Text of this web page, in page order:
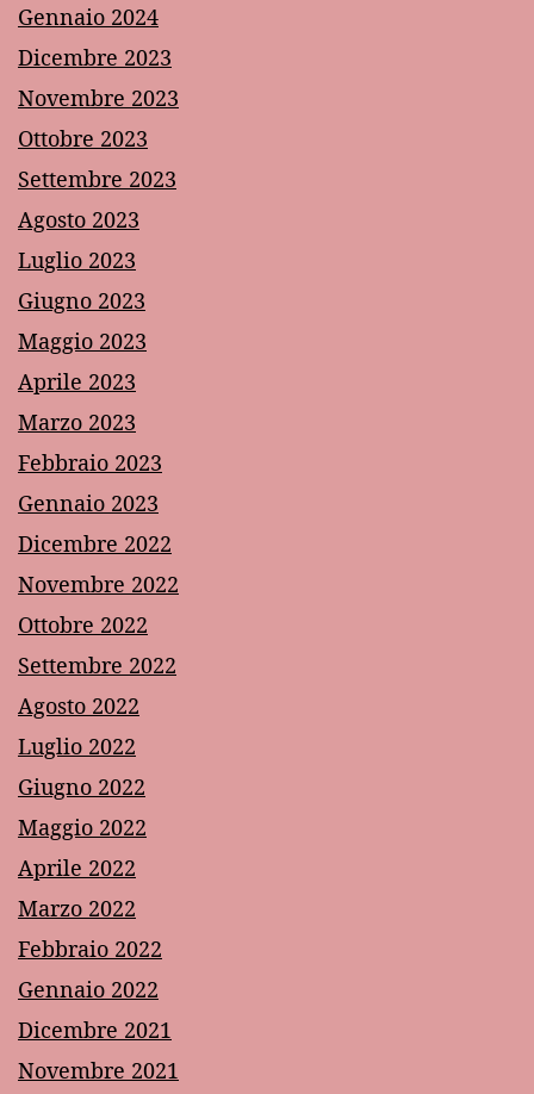
Gennaio 2024
Dicembre 2023
Novembre 2023
Ottobre 2023
Settembre 2023
Agosto 2023
Luglio 2023
Giugno 2023
Maggio 2023
Aprile 2023
Marzo 2023
Febbraio 2023
Gennaio 2023
Dicembre 2022
Novembre 2022
Ottobre 2022
Settembre 2022
Agosto 2022
Luglio 2022
Giugno 2022
Maggio 2022
Aprile 2022
Marzo 2022
Febbraio 2022
Gennaio 2022
Dicembre 2021
Novembre 2021